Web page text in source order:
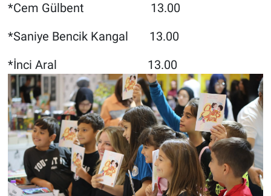
*Cem Gülbent 13.00
*Saniye Bencik Kangal 13.00
*İnci Aral 13.00